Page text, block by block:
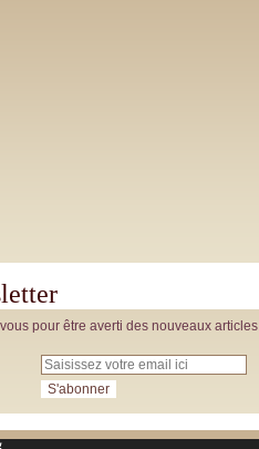
pour être averti des nouveaux articles